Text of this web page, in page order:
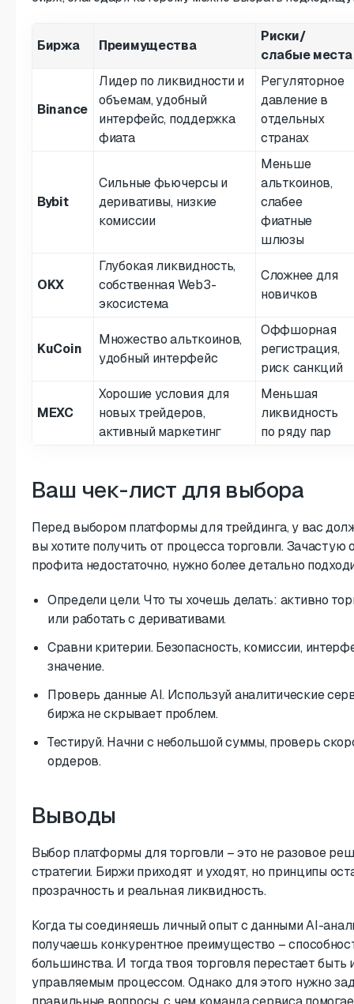
Биржа Преимущества
Риски/
слабые места
Binance
Лидер по ликвидности и
объемам, удобный
интерфейс, поддержка
фиата
Регуляторное
давление в
отдельных
странах
Bybit
Сильные фьючерсы и
деривативы, низкие
комиссии
Меньше
альткоинов,
слабее
фиатные
шлюзы
OKX
Глубокая ликвидность,
собственная Web3-
экосистема
Сложнее для
новичков
KuCoin
Множество альткоинов,
удобный интерфейс
Оффшорная
регистрация,
риск санкций
MEXC
Хорошие условия для
новых трейдеров,
активный маркетинг
Меньшая
ликвидность
по ряду пар
Ваш чек-лист для выбора
Перед выбором платформы для трейдинга, у вас
вы хотите получить от процесса торговли. Зачастую
профита недостаточно, нужно более детально
Определи цели. Что ты хочешь делать: активно
или работать с деривативами.
Сравни критерии. Безопасность, комиссии,
значение.
Проверь данные AI. Используй аналитические
биржа не скрывает проблем.
Тестируй. Начни с небольшой суммы, проверь
ордеров.
Выводы
Выбор платформы для торговли – это не разовое
стратегии. Биржи приходят и уходят, но принципы
прозрачность и реальная ликвидность.
Когда ты соединяешь личный опыт с данными AI-
получаешь конкурентное преимущество –
большинства. И тогда твоя торговля перестает быть
управляемым процессом. Однако для этого нужно